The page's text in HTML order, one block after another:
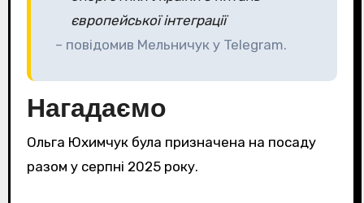
європейської інтеграції
– повідомив Мельничук у Telegram.
Нагадаємо
Ольга Юхимчук була призначена на посаду
разом у серпні 2025 року.